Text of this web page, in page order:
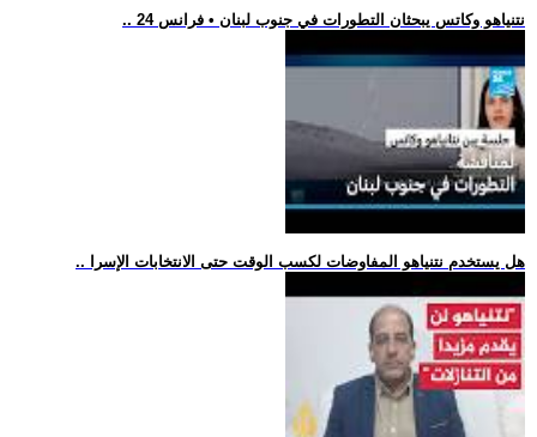
.. نتنياهو وكاتس يبحثان التطورات في جنوب لبنان • فرانس 24
.. هل يستخدم نتنياهو المفاوضات لكسب الوقت حتى الانتخابات الإسرا